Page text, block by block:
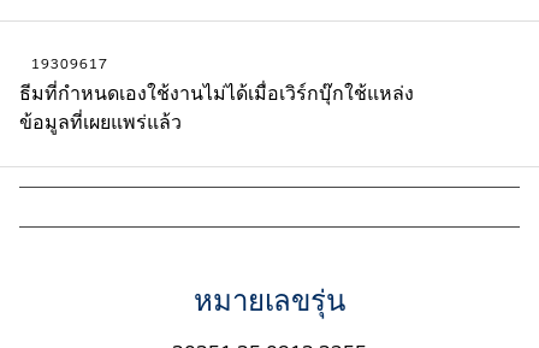
19309617
ธีมที่กำหนดเองใช้งานไม่ได้เมื่อเวิร์กบุ๊กใช้แหล่ง
ข้อมูลที่เผยแพร่แล้ว
หมายเลขรุ่น